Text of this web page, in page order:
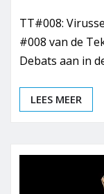
TT#008:
#008 van de
Debats aan in
LEES MEER